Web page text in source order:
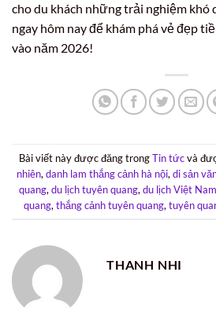
cho du khách những trải nghiệm khó
ngay hôm nay để khám phá vẻ đẹp
vào năm 2026!
Bài viết này được đăng trongTin tứcvà
nhiên, danh lam thắng cảnh hà nội, di sản
quang, du lịch tuyên quang, du lịch Việt Nam
quang, thắng cảnh tuyên quang, tuyên
THANH NHI